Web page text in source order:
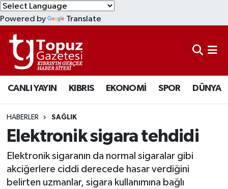
Powered by Translate
CANLI YAYIN KIBRIS EKONOMİ SPOR DÜNYA
HABERLER SAĞLIK
Elektronik sigara tehdidi
Elektronik sigaranın da normal sigaralar gibi
akciğerlere ciddi derecede hasar verdiğini
belirten uzmanlar, sigara kullanımına bağlı
KIBRIS
DÜNYA
EKONOMİ
MAGAZİN
SAĞLIK
SPOR
Lefkoşa Nöbetçi Eczaneler
Lefkoşa Hava Durumu
Lefkoşa Trafik Yoğunluk Haritası
Süper Lig Puan Durumu ve Fikstür
Tüm Manşetler
Son Dakika Haberleri